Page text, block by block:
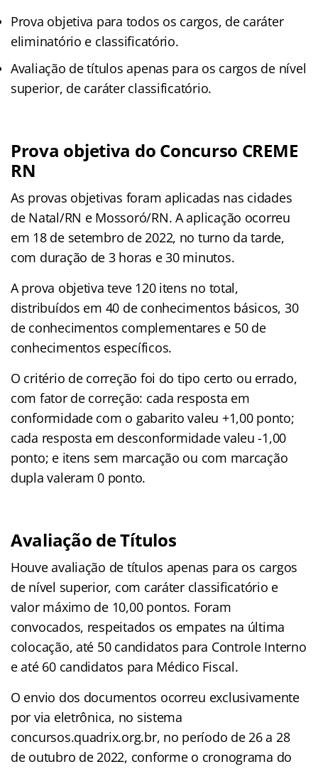
Prova objetiva para todos os cargos, de caráter
eliminatório e classificatório.
Avaliação de títulos apenas para os cargos de nível
superior, de caráter classificatório.
Prova objetiva do Concurso CREME
RN
As provas objetivas foram aplicadas nas cidades
de Natal/RN e Mossoró/RN. A aplicação ocorreu
em 18 de setembro de 2022, no turno da tarde,
com duração de 3 horas e 30 minutos.
A prova objetiva teve 120 itens no total,
distribuídos em 40 de conhecimentos básicos, 30
de conhecimentos complementares e 50 de
conhecimentos específicos.
O critério de correção foi do tipo certo ou errado,
com fator de correção: cada resposta em
conformidade com o gabarito valeu +1,00 ponto;
cada resposta em desconformidade valeu -1,00
ponto; e itens sem marcação ou com marcação
dupla valeram 0 ponto.
Avaliação de Títulos
Houve avaliação de títulos apenas para os cargos
de nível superior, com caráter classificatório e
valor máximo de 10,00 pontos. Foram
convocados, respeitados os empates na última
colocação, até 50 candidatos para Controle Interno
e até 60 candidatos para Médico Fiscal.
O envio dos documentos ocorreu exclusivamente
por via eletrônica, no sistema
concursos.quadrix.org.br, no período de 26 a 28
de outubro de 2022, conforme o cronograma do